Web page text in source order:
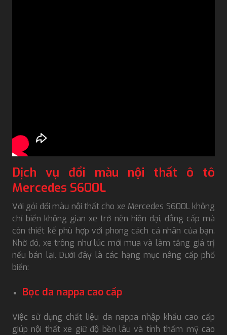
Dịch vụ đổi màu nội thất ô tô
Mercedes S600L
Với gói đổi màu nội thất cho xe Mercedes S600L không
chỉ biến không gian xe trở nên hiện đại, đẳng cấp mà
còn thiết kế phù hợp với phong cách cá nhân của bạn.
Nhờ đó, xe trông như lúc mới mua và làm tăng giá trị
nếu bán lại. Dưới đây là các hạng mục nâng cấp phổ
biến:
Bọc da nappa cao cấp
Việc sử dụng chất liệu da nappa nhập khẩu cao cấp
giúp nội thất xe giữ độ bền lâu và tính thẩm mỹ cao